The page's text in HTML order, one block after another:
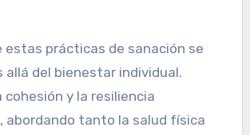
estas prácticas de sanación se
allá del bienestar individual.
cohesión y la resiliencia
abordando tanto la salud física